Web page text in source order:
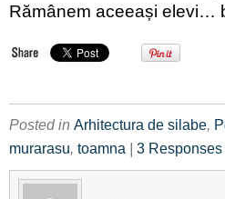
Rămânem aceeași elevi…
Posted in Arhitectura de silabe,
murarasu, toamna | 3 Responses